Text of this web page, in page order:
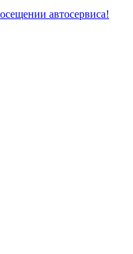
автосервиса!